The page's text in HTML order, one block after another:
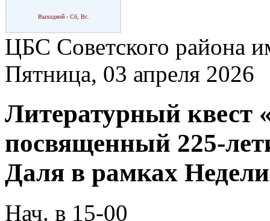
Выходной - Сб, Вс.
ЦБС Советского района
Пятница, 03 апреля 2026
Литературный квест
посвященный 225-
Даля в рамках
Нач. в 15-00